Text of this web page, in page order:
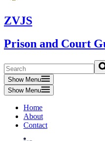
ZVJS
Prison and Court
Show Menu
Show Menu
Home
About
Contact